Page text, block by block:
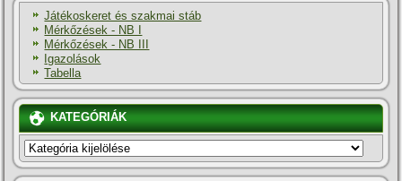
Játékoskeret és szakmai stáb
Mérkőzések - NB I
Mérkőzések - NB III
Igazolások
Tabella
KATEGÓRIÁK
KATEGÓRIÁK